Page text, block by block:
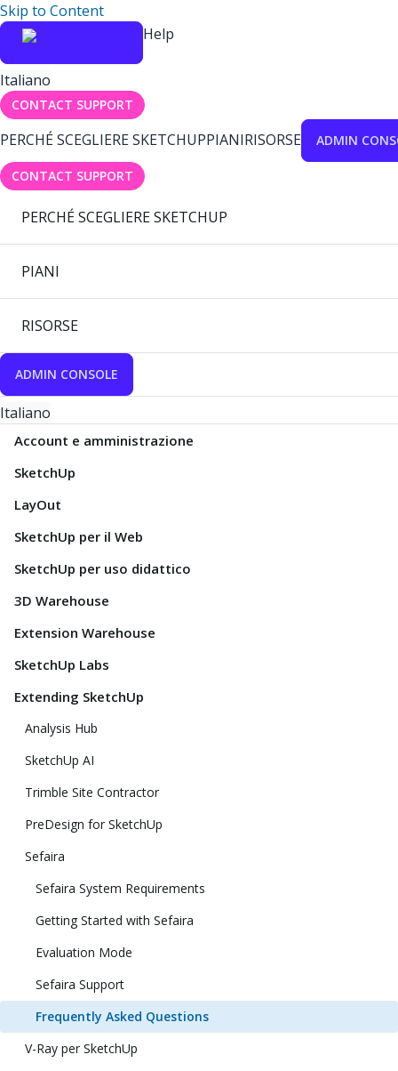
Skip to Content
Help
Italiano
CONTACT SUPPORT
PERCHÉ SCEGLIERE SKETCHUPPIANIRISORSE ADMIN
CONTACT SUPPORT
PERCHÉ SCEGLIERE SKETCHUP
PIANI
RISORSE
ADMIN CONSOLE
Italiano
Account e amministrazione
SketchUp
LayOut
SketchUp per il Web
SketchUp per uso didattico
3D Warehouse
Extension Warehouse
SketchUp Labs
Extending SketchUp
Analysis Hub
SketchUp AI
Trimble Site Contractor
PreDesign for SketchUp
Sefaira
Sefaira System Requirements
Getting Started with Sefaira
Evaluation Mode
Sefaira Support
Frequently Asked Questions
V-Ray per SketchUp